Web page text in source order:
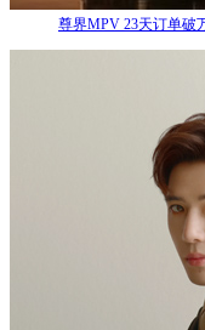
尊界MPV 23天订单破